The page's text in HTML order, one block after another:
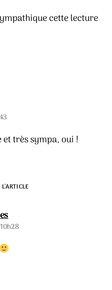
cette lecture
et très sympa, oui !
dit :